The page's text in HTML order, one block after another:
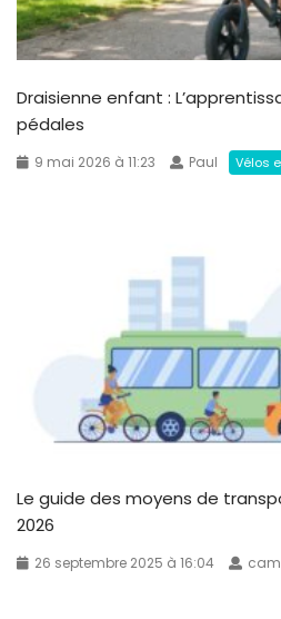
Draisienne enfant :
pédales
9 mai 2026 à 11:23 Paul Vélos
Le guide des moyens de
2026
26 septembre 2025 à 16:04